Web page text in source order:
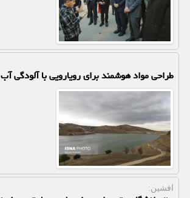
طراحی مواد هوشمند برای رویارویی با آلودگی آب
افشین: